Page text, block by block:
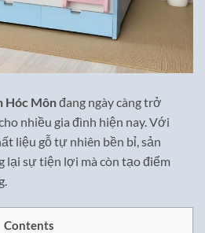
Hóc Mônđang ngày càng trở
nhiều gia đình hiện nay. Với
liệu gỗ tự nhiên bền bỉ, sản
lại sự tiện lợi mà còn tạo điểm
Contents